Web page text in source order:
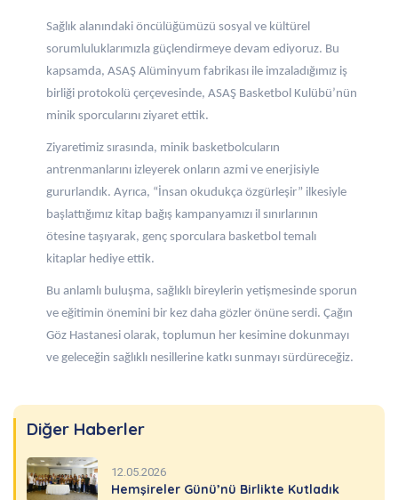
Sağlık alanındaki öncülüğümüzü sosyal ve kültürel
sorumluluklarımızla güçlendirmeye devam ediyoruz. Bu
kapsamda, ASAŞ Alüminyum fabrikası ile imzaladığımız iş
birliği protokolü çerçevesinde, ASAŞ Basketbol Kulübü’nün
minik sporcularını ziyaret ettik.
Ziyaretimiz sırasında, minik basketbolcuların
antrenmanlarını izleyerek onların azmi ve enerjisiyle
gururlandık. Ayrıca, “İnsan okudukça özgürleşir” ilkesiyle
başlattığımız kitap bağış kampanyamızı il sınırlarının
ötesine taşıyarak, genç sporculara basketbol temalı
kitaplar hediye ettik.
Bu anlamlı buluşma, sağlıklı bireylerin yetişmesinde sporun
ve eğitimin önemini bir kez daha gözler önüne serdi. Çağın
Göz Hastanesi olarak, toplumun her kesimine dokunmayı
ve geleceğin sağlıklı nesillerine katkı sunmayı sürdüreceğiz.
Diğer Haberler
12.05.2026
Hemşireler Günü’nü Birlikte Kutladık